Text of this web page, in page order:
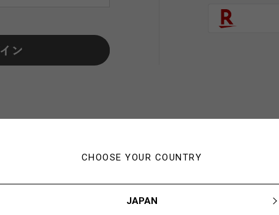
CHOOSE YOUR COUNTRY
JAPAN
初めてご利用の方・会員以